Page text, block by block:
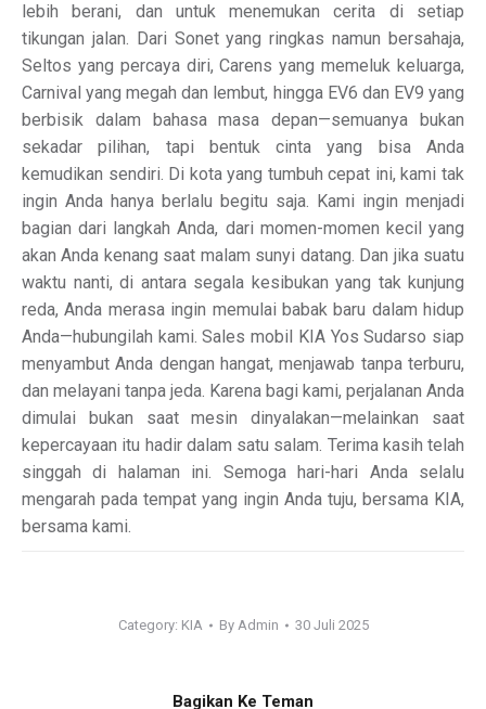
lebih berani, dan untuk menemukan cerita di setiap
tikungan jalan. Dari Sonet yang ringkas namun bersahaja,
Seltos yang percaya diri, Carens yang memeluk keluarga,
Carnival yang megah dan lembut, hingga EV6 dan EV9 yang
berbisik dalam bahasa masa depan—semuanya bukan
sekadar pilihan, tapi bentuk cinta yang bisa Anda
kemudikan sendiri. Di kota yang tumbuh cepat ini, kami tak
ingin Anda hanya berlalu begitu saja. Kami ingin menjadi
bagian dari langkah Anda, dari momen-momen kecil yang
akan Anda kenang saat malam sunyi datang. Dan jika suatu
waktu nanti, di antara segala kesibukan yang tak kunjung
reda, Anda merasa ingin memulai babak baru dalam hidup
Anda—hubungilah kami. Sales mobil KIA Yos Sudarso siap
menyambut Anda dengan hangat, menjawab tanpa terburu,
dan melayani tanpa jeda. Karena bagi kami, perjalanan Anda
dimulai bukan saat mesin dinyalakan—melainkan saat
kepercayaan itu hadir dalam satu salam. Terima kasih telah
singgah di halaman ini. Semoga hari-hari Anda selalu
mengarah pada tempat yang ingin Anda tuju, bersama KIA,
bersama kami.
Category: KIA By Admin 30 Juli 2025
Bagikan Ke Teman